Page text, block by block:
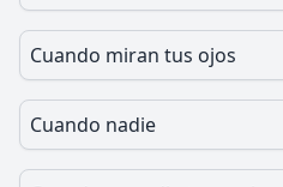
Cuando miran tus ojos
Cuando nadie